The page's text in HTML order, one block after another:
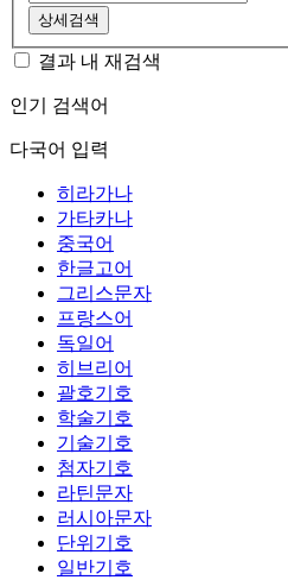
상세검색
결과 내 재검색
인기 검색어
다국어 입력
히라가나
가타카나
중국어
한글고어
그리스문자
프랑스어
독일어
히브리어
괄호기호
학술기호
기술기호
첨자기호
라틴문자
러시아문자
단위기호
일반기호